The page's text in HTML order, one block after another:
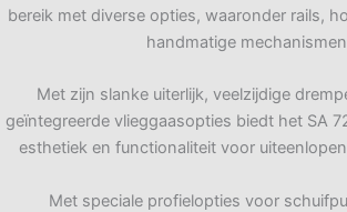
bereik met diverse opties, waaronder rails,
handmatige
Met zijn slanke uiterlijk, veelzijdige
geïntegreerde vlieggaasopties biedt het SA
esthetiek en functionaliteit voor
Met speciale profielopties voor